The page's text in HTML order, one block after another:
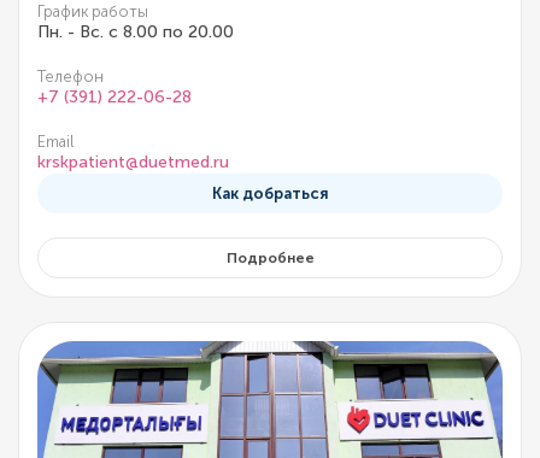
График работы
Пн. - Вс. с 8.00 по 20.00
Телефон
+7 (391) 222-06-28
Email
krskpatient@duetmed.ru
Как добраться
Подробнее